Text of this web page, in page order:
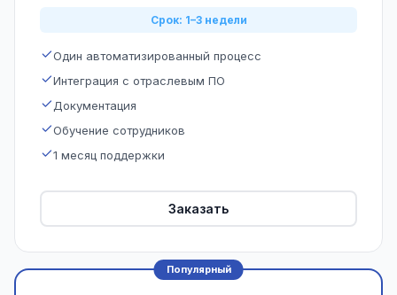
Срок: 1–3 недели
Один автоматизированный процесс
Интеграция с отраслевым ПО
Документация
Обучение сотрудников
1 месяц поддержки
Заказать
Популярный